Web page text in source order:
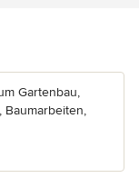
Gartenbau,
Baumarbeiten,